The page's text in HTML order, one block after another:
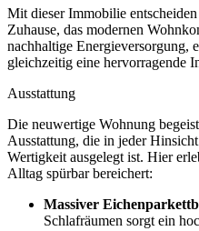
Mit dieser Immobilie
Zuhause, das modernen
nachhaltige Energieversorgung,
gleichzeitig eine hervorragende
Ausstattung
Die neuwertige Wohnung
Ausstattung, die in jeder
Wertigkeit ausgelegt ist. Hier
Alltag spürbar bereichert:
Massiver
Schlafräumen sorgt ein